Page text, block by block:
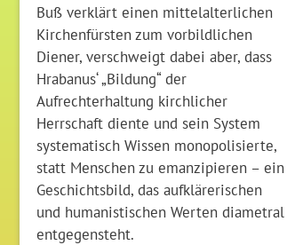
Buß verklärt einen mittelalterlichen
Kirchenfürsten zum vorbildlichen
Diener, verschweigt dabei aber, dass
Hrabanus‘ „Bildung“ der
Aufrechterhaltung kirchlicher
Herrschaft diente und sein System
systematisch Wissen monopolisierte,
statt Menschen zu emanzipieren – ein
Geschichtsbild, das aufklärerischen
und humanistischen Werten diametral
entgegensteht.